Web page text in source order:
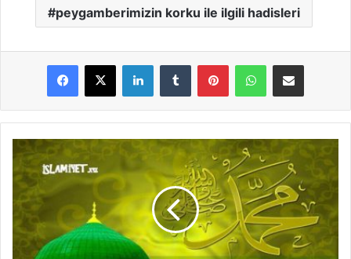
peygamberimizin korku ile ilgili hadisleri
t
V